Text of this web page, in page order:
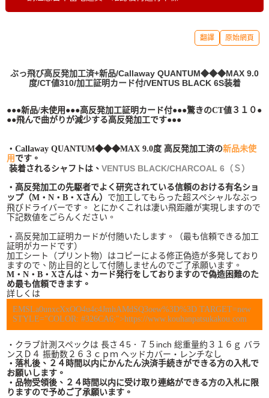
翻譯 原始網頁
ぶっ飛び高反発加工済+新品/Callaway QUANTUM◆◆◆MAX 9.0
度/CT値310/加工証明カード付/VENTUS BLACK 6S装着
●●●新品/未使用●●●高反発加工証明カード付●●●驚きのCT値３１０●
●●飛んで曲がりが減少する高反発加工です●●●
・Callaway QUANTUM◆◆◆MAX 9.0度 高反発加工済の新品未使
用 です。
装着されるシャフトは、VENTUS BLACK/CHARCOAL 6（Ｓ）
・高反発加工の先駆者でよく研究されている信頼のおける有名ショ
ップ（M・N・B・Xさん） で加工してもらった超スペシャルなぶっ
飛びドライバーです。 とにかくこれは凄い飛距離が実現しますので
下記数値をごらんください。
・高反発加工証明カードが付随いたします。（最も信頼できる加工
証明がカードです）
加工シート（プリント物）はコピーによる修正偽造が多発しており
ますので、防止目的として付随しませんのでご了承願います。
M・N・B・Xさんは、カード発行をしておりますので偽造困難のた
め最も信頼できます。
詳しくは
EMSLa0unxcXxOO4u4c4JmhAMdSQ3oew%3D%3D TARGET=new
STYLE="COLOR: #326CA6;">https://www.kouhanpatsukakou.com
・クラブ計測スペックは 長さ４5．７５inch 総重量約３１６ｇ バラ
ンスＤ４ 振動数２６３ｃｐｍ ヘッドカバー・レンチなし
・落札後、２４時間以内にかんたん決済手続きができる方の入札で
お願いします。
・品物受領後、２４時間以内に受け取り連絡ができる方の入札に限
りますので予めご了承願います。